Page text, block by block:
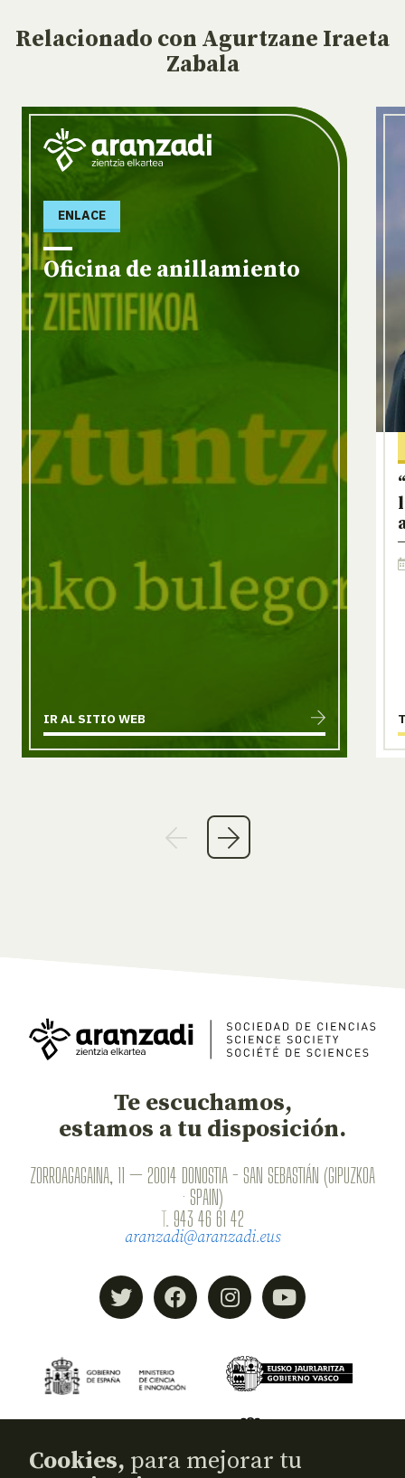
Relacionado con Agurtzane Iraeta
Zabala
ENLACE
Oficina de anillamiento
IR AL SITIO WEB
Te escuchamos,
estamos a tu disposición.
ZORROAGAGAINA, 11 — 20014 DONOSTIA - SAN SEBASTIÁN (GIPUZKOA
· SPAIN)
T. 943 46 61 42
aranzadi@aranzadi.eus
Cookies, para mejorar tu